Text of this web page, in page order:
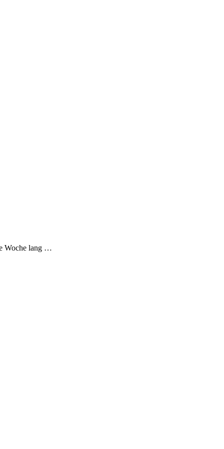
Woche lang …